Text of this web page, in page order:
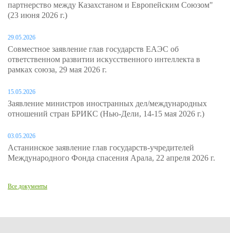
партнерство между Казахстаном и Европейским Союзом"
(23 июня 2026 г.)
29.05.2026
Совместное заявление глав государств ЕАЭС об
ответственном развитии искусственного интеллекта в
рамках союза, 29 мая 2026 г.
15.05.2026
Заявление министров иностранных дел/международных
отношений стран БРИКС (Нью-Дели, 14-15 мая 2026 г.)
03.05.2026
Астанинское заявление глав государств-учредителей
Международного Фонда спасения Арала, 22 апреля 2026 г.
Все документы